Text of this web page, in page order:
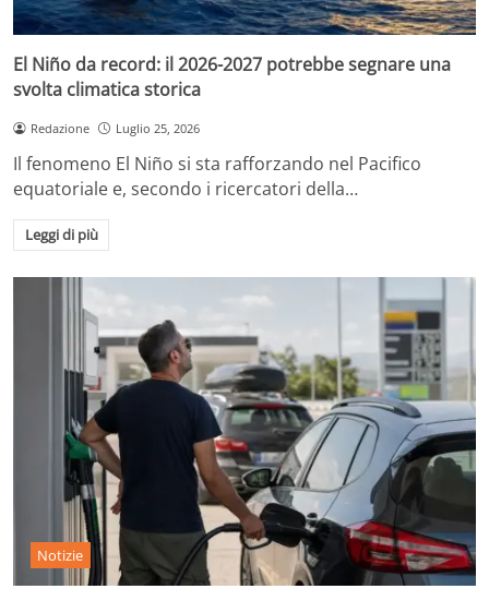
El Niño da record: il 2026-2027 potrebbe segnare una
svolta climatica storica
Redazione Luglio 25, 2026
Il fenomeno El Niño si sta rafforzando nel Pacifico
equatoriale e, secondo i ricercatori della…
Leggi di più
Notizie